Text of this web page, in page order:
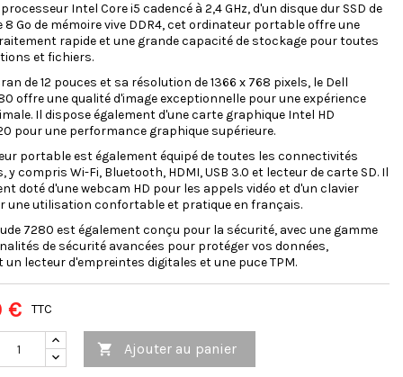
Intel Core i5 cadencé à 2,4 GHz, d'un disque dur SSD de
8 Go de mémoire vive DDR4, cet ordinateur portable offre une
rapide et une grande capacité de stockage pour toutes
et fichiers.
de 12 pouces et sa résolution de 1366 x 768 pixels, le Dell
offre une qualité d'image exceptionnelle pour une expérience
Il dispose également d'une carte graphique Intel HD
pour une performance graphique supérieure.
portable est également équipé de toutes les connectivités
y compris Wi-Fi, Bluetooth, HDMI, USB 3.0 et lecteur de carte SD. Il
doté d'une webcam HD pour les appels vidéo et d'un clavier
une utilisation confortable et pratique en français.
7280 est également conçu pour la sécurité, avec une gamme
de sécurité avancées pour protéger vos données,
lecteur d'empreintes digitales et une puce TPM.
€ TTC
 Ajouter au panier